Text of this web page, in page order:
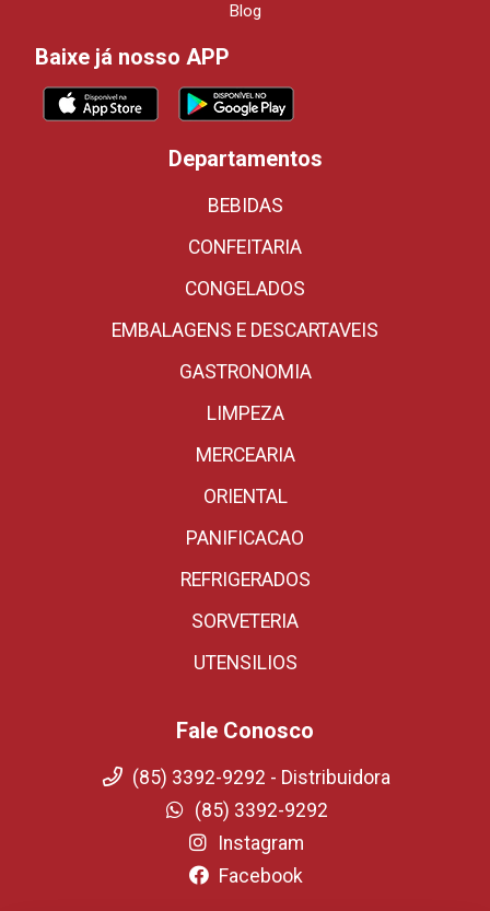
Blog
Baixe já nosso APP
Departamentos
BEBIDAS
CONFEITARIA
CONGELADOS
EMBALAGENS E DESCARTAVEIS
GASTRONOMIA
LIMPEZA
MERCEARIA
ORIENTAL
PANIFICACAO
REFRIGERADOS
SORVETERIA
UTENSILIOS
Fale Conosco
(85) 3392-9292 - Distribuidora
(85) 3392-9292
Instagram
Facebook